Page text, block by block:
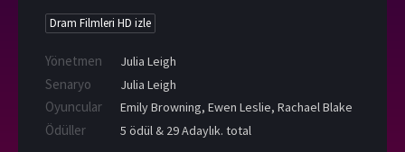
Dram Filmleri HD izle
Yönetmen Julia Leigh
Senaryo Julia Leigh
Oyuncular Emily Browning, Ewen Leslie, Rachael Blake
Ödüller
5 ödül & 29 Adaylık. total